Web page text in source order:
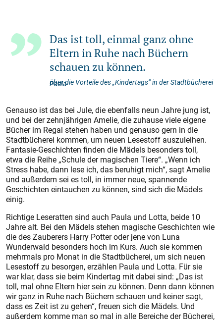
Das ist toll, einmal ganz ohne
Eltern in Ruhe nach Büchern
schauen zu können.
Paula
über die Vorteile des „Kindertags“ in der Stadtbücherei
Genauso ist das bei Jule, die ebenfalls neun Jahre jung ist,
und bei der zehnjährigen Amelie, die zuhause viele eigene
Bücher im Regal stehen haben und genauso gern in die
Stadtbücherei kommen, um neuen Lesestoff auszuleihen.
Fantasie-Geschichten finden die Mädels besonders toll,
etwa die Reihe „Schule der magischen Tiere“. „Wenn ich
Stress habe, dann lese ich, das beruhigt mich“, sagt Amelie
und außerdem sei es toll, in immer neue, spannende
Geschichten eintauchen zu können, sind sich die Mädels
einig.
Richtige Leseratten sind auch Paula und Lotta, beide 10
Jahre alt. Bei den Mädels stehen magische Geschichten wie
die des Zauberers Harry Potter oder jene von Luna
Wunderwald besonders hoch im Kurs. Auch sie kommen
mehrmals pro Monat in die Stadtbücherei, um sich neuen
Lesestoff zu besorgen, erzählen Paula und Lotta. Für sie
war klar, dass sie beim Kindertag mit dabei sind: „Das ist
toll, mal ohne Eltern hier sein zu können. Denn dann können
wir ganz in Ruhe nach Büchern schauen und keiner sagt,
dass es Zeit ist zu gehen“, freuen sich die Mädels. Und
außerdem komme man so mal in alle Bereiche der Bücherei,